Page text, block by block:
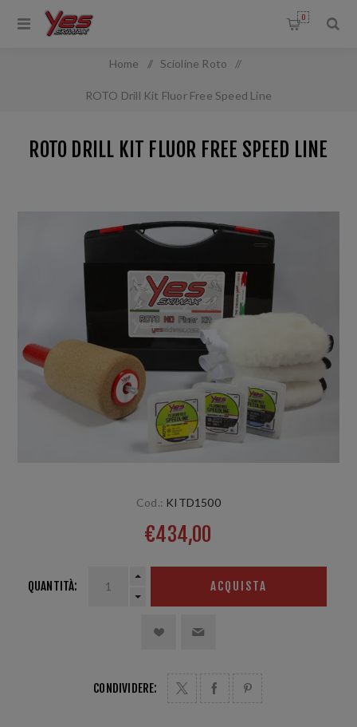
0
Home / Scioline Roto /
ROTO Drill Kit Fluor Free Speed Line
ROTO DRILL KIT FLUOR FREE SPEED LINE
Cod.: KITD1500
€434,00
QUANTITÀ: ACQUISTA
CONDIVIDERE: